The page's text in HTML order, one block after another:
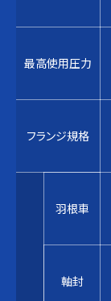
最高使用圧力
フランジ規格
羽根車
軸封